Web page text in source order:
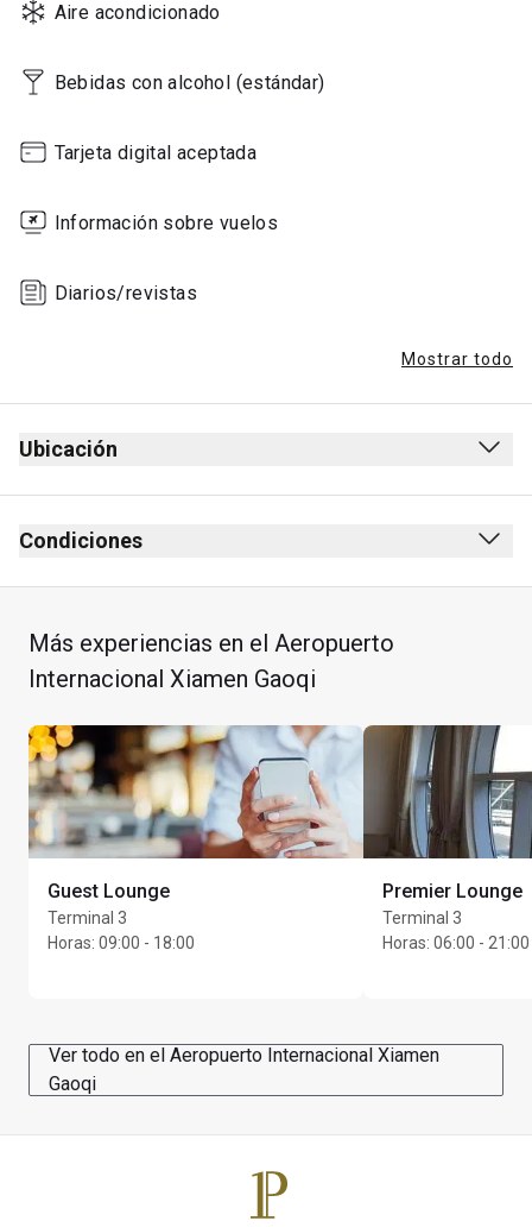
Thursday
Friday
Sunday
Aire acondicionado
Bebidas con alcohol (estándar)
Tarjeta digital aceptada
Información sobre vuelos
Diarios/revistas
Mostrar todo
Ubicación
Condiciones
Permanencia máxima: 3 horas
Más experiencias en el Aeropuerto
Internacional Xiamen Gaoqi
Guest Lounge
Terminal 3
Horas: 09:00 - 18:00
Premier Lounge
Terminal 3
Horas: 06:00 - 21:00
Ver todo en el Aeropuerto Internacional Xiamen
Gaoqi